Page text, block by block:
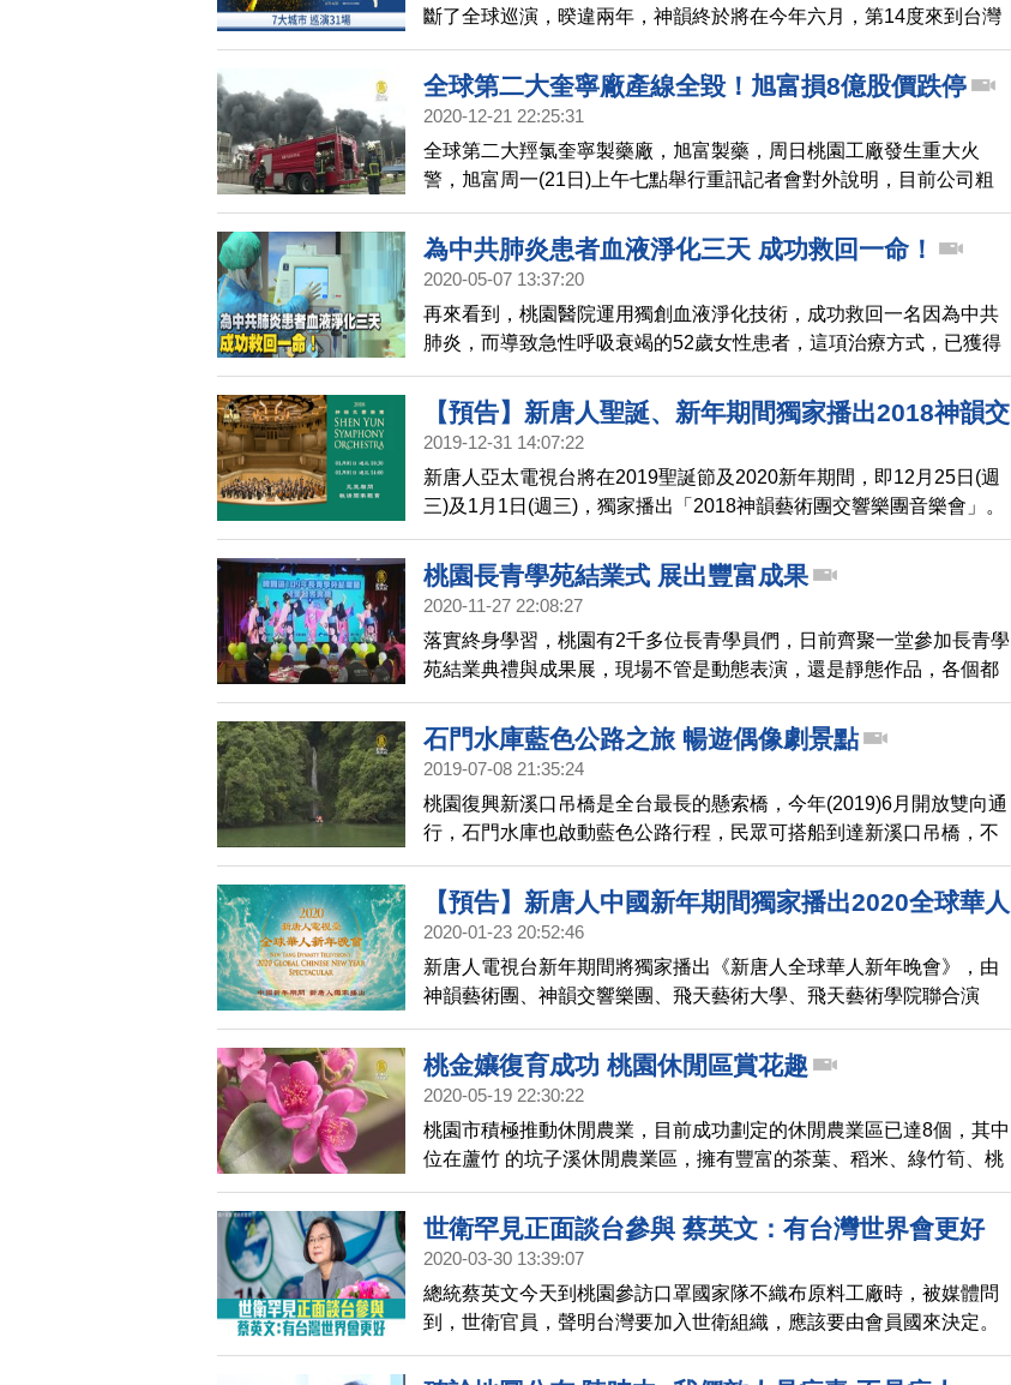
斷了全球巡演，暌違兩年，神韻終於將在今年六月，第14度來到台灣
演出，準備在7大城市，巡迴演出31場。
全球第二大奎寧廠產線全毀！旭富損8億股價跌停
2020-12-21 22:25:31
全球第二大羥氯奎寧製藥廠，旭富製藥，周日桃園工廠發生重大火
警，旭富周一(21日)上午七點舉行重訊記者會對外說明，目前公司粗
估火災損失達新台幣8億元，雖然可以獲得保險理賠，不過生產線確定
全毀，訂單受到影響下，旭富周一上午一開盤，股價跌停，相關賠償
損失，還有復工進度，還需要進一步確認。
為中共肺炎患者血液淨化三天 成功救回一命！
2020-05-07 13:37:20
再來看到，桃園醫院運用獨創血液淨化技術，成功救回一名因為中共
肺炎，而導致急性呼吸衰竭的52歲女性患者，這項治療方式，已獲得
國際期刊正式接受，成為全球首例，也是台灣之光。
【預告】新唐人聖誕、新年期間獨家播出2018神韻交
響音樂會
2019-12-31 14:07:22
新唐人亞太電視台將在2019聖誕節及2020新年期間，即12月25日(週
三)及1月1日(週三)，獨家播出「2018神韻藝術團交響樂團音樂會」。
桃園長青學苑結業式 展出豐富成果
2020-11-27 22:08:27
落實終身學習，桃園有2千多位長青學員們，日前齊聚一堂參加長青學
苑結業典禮與成果展，現場不管是動態表演，還是靜態作品，各個都
體現出「活到老、學到老」的長者風範。帶您一起去看看。
石門水庫藍色公路之旅 暢遊偶像劇景點
2019-07-08 21:35:24
桃園復興新溪口吊橋是全台最長的懸索橋，今年(2019)6月開放雙向通
行，石門水庫也啟動藍色公路行程，民眾可搭船到達新溪口吊橋，不
需經台七線塞車之苦，又可欣賞湖光山色的景緻。
【預告】新唐人中國新年期間獨家播出2020全球華人
新年晚會
2020-01-23 20:52:46
新唐人電視台新年期間將獨家播出《新唐人全球華人新年晚會》，由
神韻藝術團、神韻交響樂團、飛天藝術大學、飛天藝術學院聯合演
出。
桃金孃復育成功 桃園休閒區賞花趣
2020-05-19 22:30:22
桃園市積極推動休閒農業，目前成功劃定的休閒農業區已達8個，其中
位在蘆竹 的坑子溪休閒農業區，擁有豐富的茶葉、稻米、綠竹筍、桃
金孃等特色農產，也結合桃園市「一休區一花卉」的政策，將「桃金
孃」作為形象花卉。目前正逢開花季節，帶您一起去賞花。
世衛罕見正面談台參與 蔡英文：有台灣世界會更好
2020-03-30 13:39:07
總統蔡英文今天到桃園參訪口罩國家隊不織布原料工廠時，被媒體問
到，世衛官員，聲明台灣要加入世衛組織，應該要由會員國來決定。
蔡英文表示，對全世界來講有台灣參與，醫療體系會更好。